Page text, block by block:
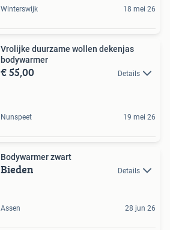
Winterswijk 18 mei 26
Vrolijke duurzame wollen dekenjas
bodywarmer
€ 55,00 Details
Nunspeet 19 mei 26
Bodywarmer zwart
Bieden Details
Assen 28 jun 26